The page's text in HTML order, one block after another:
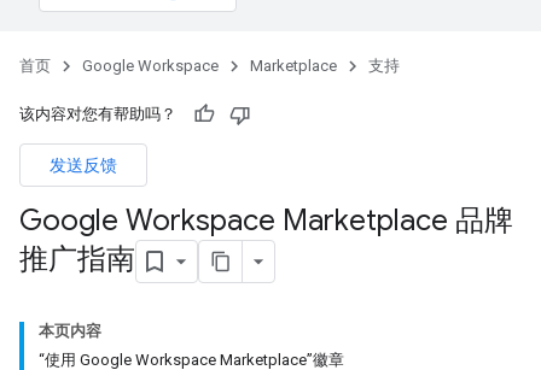
首页 Google Workspace Marketplace 支持
该内容对您有帮助吗？
发送反馈
Google Workspace Marketplace 品牌
推广指南
本页内容
“使用 Google Workspace Marketplace”徽章